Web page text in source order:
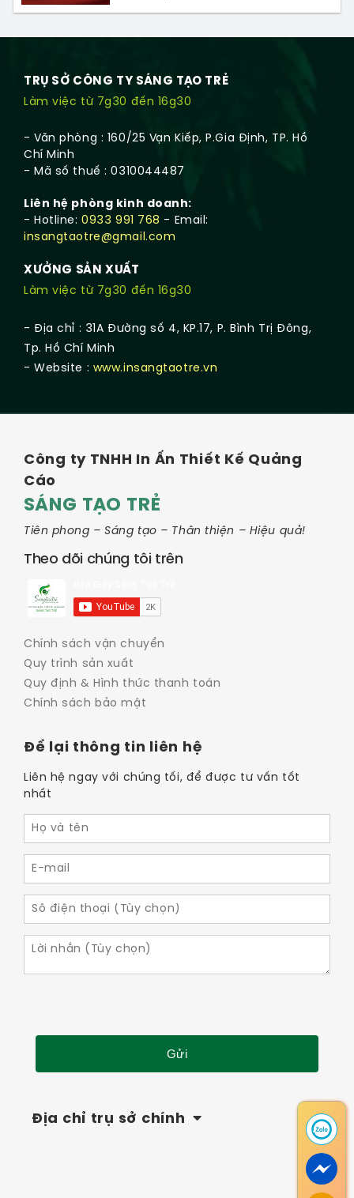
TRỤ SỞ CÔNG TY SÁNG TẠO TRẺ
Làm việc từ 7g30 đến 16g30
- Văn phòng : 160/25 Vạn Kiếp, P.Gia Định, TP. Hồ
Chí Minh
- Mã số thuế : 0310044487
Liên hệ phòng kinh doanh:
- Hotline:0933 991 768 - Email:
insangtaotre@gmail.com
XƯỞNG SẢN XUẤT
Làm việc từ 7g30 đến 16g30
- Địa chỉ : 31A Đường số 4, KP.17, P. Bình Trị Đông,
Tp. Hồ Chí Minh
- Website : www.insangtaotre.vn
Công ty TNHH In Ấn Thiết Kế Quảng
Cáo
SÁNG TẠO TRẺ
Tiên phong – Sáng tạo – Thân thiện – Hiệu quả!
Theo dõi chúng tôi trên
Chính sách vận chuyển
Quy trình sản xuất
Quy định & Hình thức thanh toán
Chính sách bảo mật
Để lại thông tin liên hệ
Liên hệ ngay với chúng tối, để được tư vấn tốt
nhất
Địa chỉ trụ sở chính